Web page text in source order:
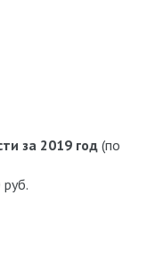
за 2019 год (по